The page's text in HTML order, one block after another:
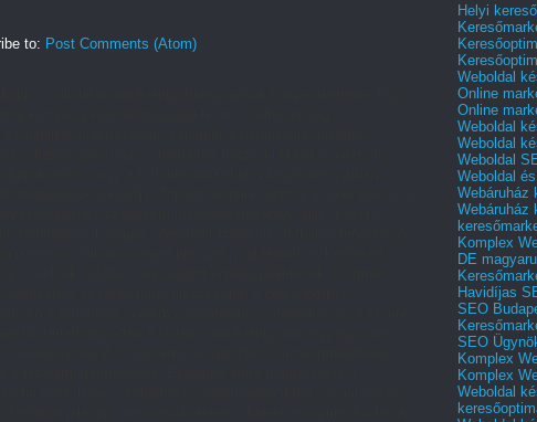
to: Post Comments (Atom)
Helyi
Weboldal
Online
Online
Weboldal
Weboldal
Weboldal
Weboldal
Webáruház
Webáruház
Komplex
DE
Havidíjas
SEO
SEO
Komplex
Komplex
Weboldal